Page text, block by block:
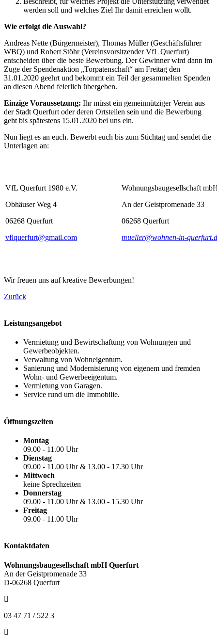
werden soll und welches Ziel Ihr damit erreichen wollt.
Wie erfolgt die Auswahl?
Andreas Nette (Bürgermeister), Thomas Müller (Geschäftsführer
WBQ) und Robert Stöhr (Vereinsvorsitzender VfL Querfurt)
entscheiden über die beste Bewerbung. Der Gewinner wird dann im
Zuge der Spendenaktion „Torpatenschaft“ am Freitag den
31.01.2020 geehrt und bekommt ein Teil der gesammelten Spenden
an diesen Abend feierlich übergeben.
Einzige Voraussetzung: Ihr müsst ein gemeinnütziger Verein aus
der Stadt Querfurt oder deren Ortsteilen sein und die Bewerbung
geht bis spätestens 15.01.2020 bei uns ein.
Nun liegt es an euch. Bewerbt euch bis zum Stichtag und sendet die
Unterlagen an:
VfL Querfurt 1980 e.V.
Obhäuser Weg 4
06268 Querfurt
vflquerfurt@gmail.com
Wohnungsbaugesellschaft
An der Geistpromenade 33
06268 Querfurt
mueller@wohnen-in-
Wir freuen uns auf kreative Bewerbungen!
Zurück
Leistungsangebot
Vermietung und Bewirtschaftung von Wohnungen und
Gewerbeobjekten.
Verwaltung von Wohneigentum.
Sanierung und Modernisierung von eigenem und fremden
Wohn- und Gewerbeeigentum.
Vermietung von Garagen.
Service rund um die Immobilie.
Öffnungszeiten
Montag
09.00 - 11.00 Uhr
Dienstag
09.00 - 11.00 Uhr & 13.00 - 17.30 Uhr
Mittwoch
keine Sprechzeiten
Donnerstag
09.00 - 11.00 Uhr & 13.00 - 15.30 Uhr
Freitag
09.00 - 11.00 Uhr
Kontaktdaten
Wohnungsbaugesellschaft mbH Querfurt
An der Geistpromenade 33
D-06268 Querfurt
03 47 71 / 522 3